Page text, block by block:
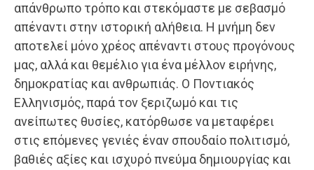
απάνθρωπο τρόπο και στεκόμαστε με σεβασμό
απέναντι στην ιστορική αλήθεια. Η μνήμη δεν
αποτελεί μόνο χρέος απέναντι στους προγόνους
μας, αλλά και θεμέλιο για ένα μέλλον ειρήνης,
δημοκρατίας και ανθρωπιάς. Ο Ποντιακός
Ελληνισμός, παρά τον ξεριζωμό και τις
ανείπωτες θυσίες, κατόρθωσε να μεταφέρει
στις επόμενες γενιές έναν σπουδαίο πολιτισμό,
βαθιές αξίες και ισχυρό πνεύμα δημιουργίας και